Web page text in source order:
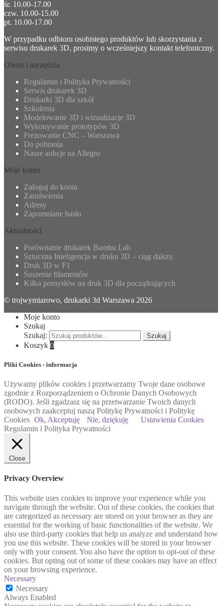
śr. 10.00-17.00
czw. 10.00-15.00
pt. 10.00-17.00
W przypadku odbioru osobistego produktów lub skorzystania z
serwisu drukarek 3D, prosimy o wcześniejszy kontakt telefoniczny.
Oferta i narzędzia
Regulamin i Polityka Prywatności
Serwis drukarek 3D
Drukarki 3D dla szkół
Szkolenia
Modelowanie 3D i wizualizacje 3D
Wykonywanie prototypów 3D
Frezowanie CNC – Warszawa
Do pobrania
Nasze aukcje na Allegro
Moje konto
Zaloguj do konta
Zamówienia
Adresy
Zapomniane hasło
Aktualności
Porównanie drukarek Bambu Lab
Sztuczna Inteligencja w druku 3D – ciąg dalszy.
Druk 3D w F1
Suszenie filamentów
Kilka pomysłów na druk 3D dla początkujących
© trojwymiarowo, drukarki 3d Warszawa 2026
Moje konto
Szukaj
Szukaj:
Szukaj
Koszyk 0
Pliki Cookies - informacja
Używamy plików cookies i przetwarzamy Twoje dane osobowe
zgodnie z Rozporządzeniem o Ochronie Danych Osobowych
(RODO). Jeśli zgadzasz się na przetwarzanie Twoich danych
osobowych zaakceptuj naszą Politykę Prywatności i Politykę
Cookies Ok, Akceptuję Nie, dziękuję
Ustawienia Cookies
Regulamin i Polityka Prywatności
Close
Privacy Overview
This website uses cookies to improve your experience while you
navigate through the website. Out of these cookies, the cookies that
are categorized as necessary are stored on your browser as they are
essential for the working of basic functionalities of the website. We
also use third-party cookies that help us analyze and understand how
you use this website. These cookies will be stored in your browser
only with your consent. You also have the option to opt-out of these
cookies. But opting out of some of these cookies may have an effect
on your browsing experience.
Necessary
Necessary
Always Enabled